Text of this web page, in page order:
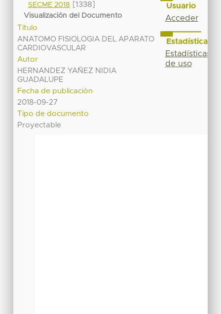
SECME 2018
[1338]
Visualización del Documento
Título
ANATOMO FISIOLOGIA DEL APARATO
CARDIOVASCULAR
Autor
HERNANDEZ YAÑEZ NIDIA
GUADALUPE
Fecha de publicación
2018-09-27
Tipo de documento
Proyectable
Usuario
Acceder
Estadísticas
Estadísticas
de uso